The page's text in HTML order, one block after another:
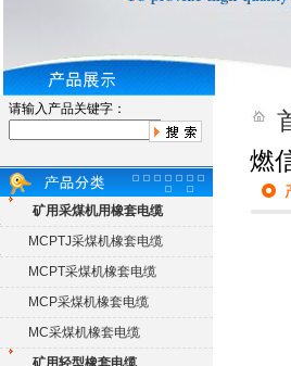
请输入产品关键字：
矿用采煤机用橡套电缆
MCPTJ采煤机橡套电缆
MCPT采煤机橡套电缆
MCP采煤机橡套电缆
MC采煤机橡套电缆
矿用轻型橡套电缆
燃